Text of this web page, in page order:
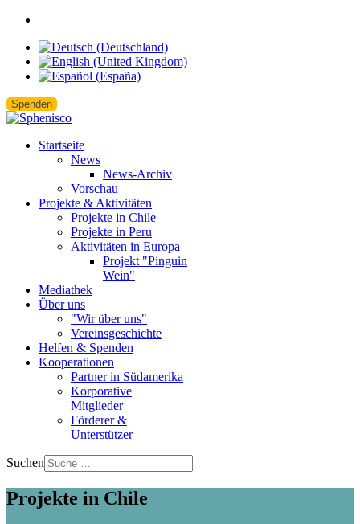
Spenden
Startseite
News
News-Archiv
Vorschau
Projekte & Aktivitäten
Projekte in Chile
Projekte in Peru
Aktivitäten in Europa
Projekt "Pinguin
Wein"
Mediathek
Über uns
"Wir über uns"
Vereinsgeschichte
Helfen & Spenden
Kooperationen
Partner in Südamerika
Korporative
Mitglieder
Förderer &
Unterstützer
Suchen
Projekte in Chile